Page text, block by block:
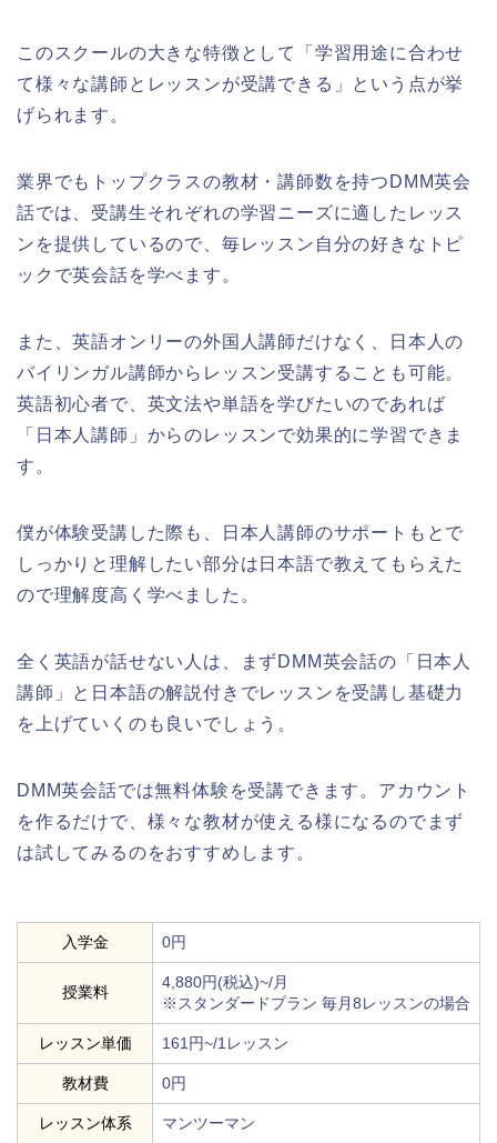
このスクールの大きな特徴として「学習用途に合わせ
て様々な講師とレッスンが受講できる」という点が挙
げられます。
業界でもトップクラスの教材・講師数を持つDMM英会
話では、受講生それぞれの学習ニーズに適したレッス
ンを提供しているので、毎レッスン自分の好きなトピ
ックで英会話を学べます。
また、英語オンリーの外国人講師だけなく、日本人の
バイリンガル講師からレッスン受講することも可能。
英語初心者で、英文法や単語を学びたいのであれば
「日本人講師」からのレッスンで効果的に学習できま
す。
僕が体験受講した際も、日本人講師のサポートもとで
しっかりと理解したい部分は日本語で教えてもらえた
ので理解度高く学べました。
全く英語が話せない人は、まずDMM英会話の「日本人
講師」と日本語の解説付きでレッスンを受講し基礎力
を上げていくのも良いでしょう。
DMM英会話では無料体験を受講できます。アカウント
を作るだけで、様々な教材が使える様になるのでまず
は試してみるのをおすすめします。
入学金 0円
授業料
4,880円(税込)~/月
※スタンダードプラン 毎月8レッスンの場合
レッスン単価 161円~/1レッスン
教材費 0円
レッスン体系 マンツーマン